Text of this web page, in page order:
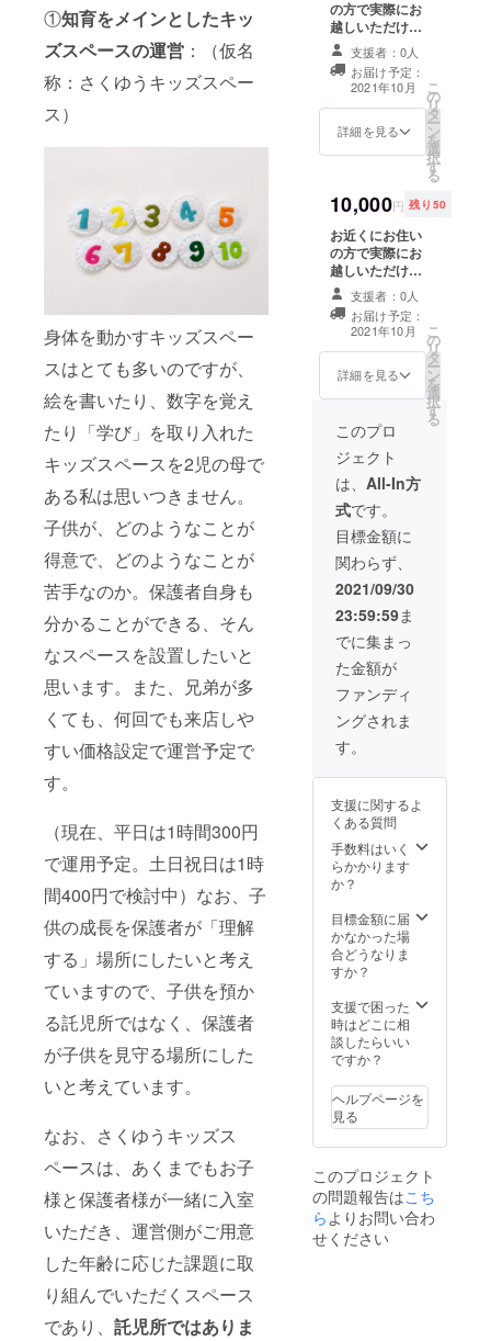
①知育をメインとしたキッ
ズスペースの運営 ：（仮名
称：さくゆうキッズスペー
ス）
身体を動かすキッズスペー
スはとても多いのですが、
絵を書いたり、数字を覚え
たり「学び」を取り入れた
キッズスペースを2児の母で
ある私は思いつきません。
子供が、どのようなことが
得意で、どのようなことが
苦手なのか。保護者自身も
分かることができる、そん
なスペースを設置したいと
思います。また、兄弟が多
くても、何回でも来店しや
すい価格設定で運営予定で
す。
（現在、平日は1時間300円
で運用予定。土日祝日は1時
間400円で検討中）なお、子
供の成長を保護者が「理解
する」場所にしたいと考え
ていますので、子供を預か
る託児所ではなく、保護者
が子供を見守る場所にした
いと考えています。
なお、さくゆうキッズス
ペースは、あくまでもお子
様と保護者様が一緒に入室
いただき、運営側がご用意
した年齢に応じた課題に取
り組んでいただくスペース
であり、 託児所ではありま
えるように
なりまし
た。
される方、
転車を利用
される方、
ベビーカー
を利用され
る方にエレ
ベーターが
あるなどお
客様のニー
てテナント
を決定しま
したが、と
ても高額に
なってしま
いました。
でも、ポリ
シーは曲げ
たくないの
で、すべて
の方にご利
用いただき
やすい価格
張っていこ
うと思いま
す。
少しでも、
ご支援いた
だけますと
非常に助か
卒、宜しく
お願い申し
くにお住まいの
方にプレゼント
されても構いま
せん。手書きの
お礼状と一緒に
同封の上、発送
お、有効期限
は、弊社発送日
から3カ月間とさ
す。
の方で実際にお
越しいただける
方は、施設利用
券を提供いたし
ます。支援金：
3,000円でさくゆ
うキッズスペー
ス5時間分施設利
のペア券）土日
祝日のご使用に
ついては、合計
1,000円お得で
す！発送にかか
る費用も弊社が
負担します。お
近くにお住まい
の方にプレゼン
ません。手書き
のお礼状と一緒
送いたします。
なお、有効期限
は、弊社発送日
から3カ月間とさ
せていただきま
す。
支援者：0人
お届け予定：
2021年10月
詳細を見る
こ
の
リ
タ
ー
ン
を
選
択
す
る
10,000円 残り50
お近くにお住い
の方で実際にお
越しいただける
方は、施設利用
券を提供いたし
ます。支援金：
10,000円でさく
ゆうキッズス
ペース20時間分
利用可能/子供
+保護者のペア
券）土日祝日の
ご使用について
は、合計6,000円
お得です！発送
にかかる費用も
弊社が負担しま
す。お近くにお
住まいの方にプ
も構いません。
手書きのお礼状
と一緒に同封の
上、発送いたし
ます。なお、有
効期限は、弊社
発送日から3カ月
間とさせていた
だきます。
支援者：0人
お届け予定：
2021年10月
詳細を見る
こ
の
リ
タ
ー
ン
を
選
択
す
る
このプロ
ジェクト
は、 All-In方
式です。
目標金額に
関わらず、
2021/09/30
23:59:59ま
でに集まっ
た金額が
ファンディ
ングされま
す。
支援に関するよ
くある質問
手数料はいく
らかかります
か？
目標金額に届
かなかった場
合どうなりま
すか？
支援で困った
時はどこに相
談したらいい
ですか？
ヘルプページを
見る
このプロジェクト
の問題報告はこち
ら よりお問い合わ
せください